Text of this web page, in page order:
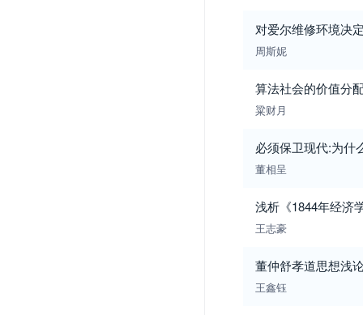
对爱尔维修环境决
周斯妮
算法社会的价值分
粱财月
必须保卫现代:为什
董相呈
浅析《1844年经济
王志豪
董仲舒孝道思想浅
王鑫钰